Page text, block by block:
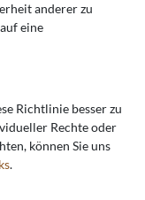
anderer zu
eine
Richtlinie besser zu
Rechte oder
können Sie uns
.